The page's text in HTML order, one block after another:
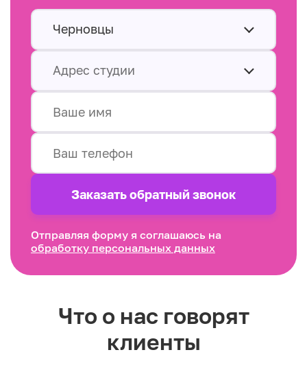
Черновцы
Адрес студии
Заказать обратный звонок
Отправляя форму я соглашаюсь на
обработку персональных данных
Что о нас говорят
клиенты